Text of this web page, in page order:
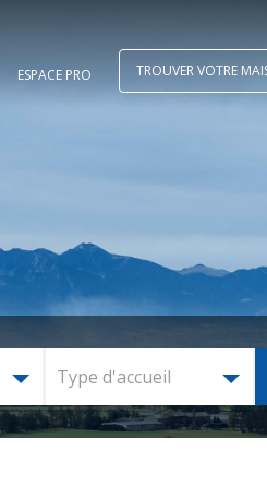
ESPACE PRO TROUVER VOTRE
Type d'accueil